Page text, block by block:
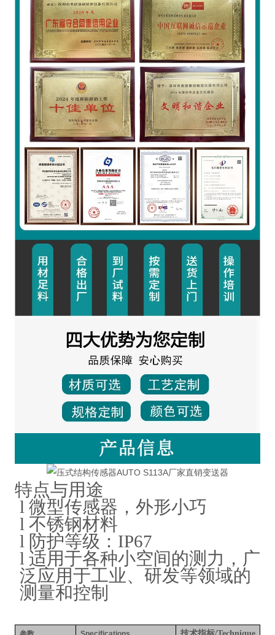
特点与用途
l 微型传感器，外形小巧
l 不锈钢材料
l 防护等级：IP67
l 适用于各种小空间的测力，广
泛应用于工业、研发等领域的
测量和控制